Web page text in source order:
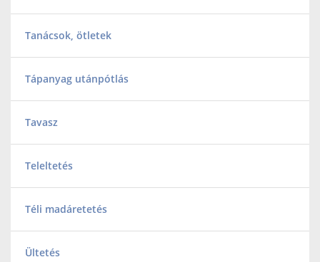
Tanácsok, ötletek
Tápanyag utánpótlás
Tavasz
Teleltetés
Téli madáretetés
Ültetés